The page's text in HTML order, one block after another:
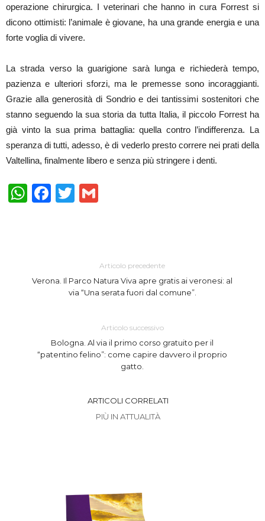
operazione chirurgica. I veterinari che hanno in cura Forrest si
dicono ottimisti: l’animale è giovane, ha una grande energia e una
forte voglia di vivere.
La strada verso la guarigione sarà lunga e richiederà tempo,
pazienza e ulteriori sforzi, ma le premesse sono incoraggianti.
Grazie alla generosità di Sondrio e dei tantissimi sostenitori che
stanno seguendo la sua storia da tutta Italia, il piccolo Forrest ha
già vinto la sua prima battaglia: quella contro l’indifferenza. La
speranza di tutti, adesso, è di vederlo presto correre nei prati della
Valtellina, finalmente libero e senza più stringere i denti.
WhatsApp
Facebook
Twitter
Articolo precedente
Verona. Il Parco Natura Viva apre gratis ai veronesi: al
via “Una serata fuori dal comune”.
Articolo successivo
Bologna. Al via il primo corso gratuito per il
“patentino felino”: come capire davvero il proprio
gatto.
ARTICOLI CORRELATI
PIÙ IN ATTUALITÀ